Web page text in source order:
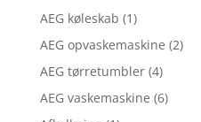
AEG køleskab (1)
AEG opvaskemaskine (2)
AEG tørretumbler (4)
AEG vaskemaskine (6)